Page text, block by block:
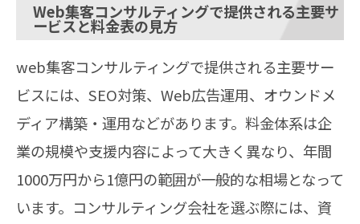
Web集客コンサルティングで提供される主要サ
ービスと料金表の見方
web集客コンサルティングで提供される主要サー
ビスには、SEO対策、Web広告運用、オウンドメ
ディア構築・運用などがあります。料金体系は企
業の規模や支援内容によって大きく異なり、年間
1000万円から1億円の範囲が一般的な相場となって
います。コンサルティング会社を選ぶ際には、資